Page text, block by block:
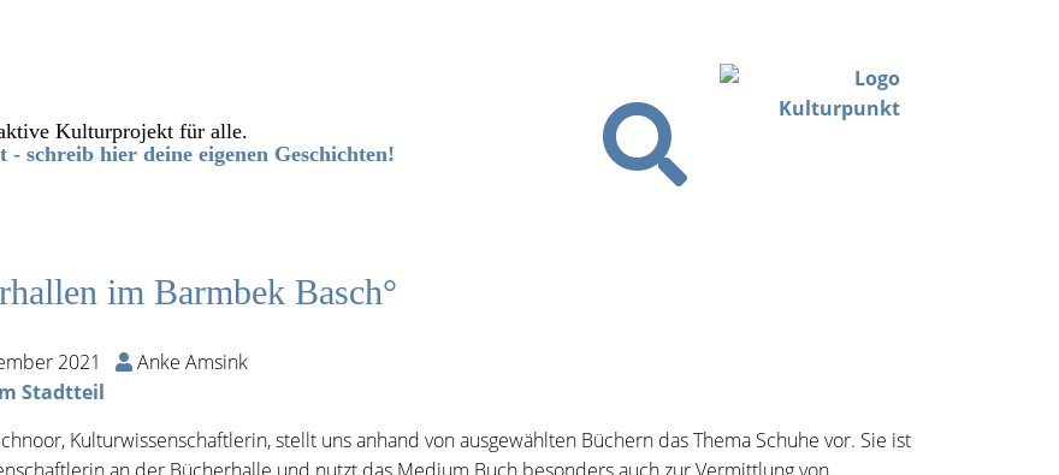
Kulturprojekt für alle.
- schreib hier deine eigenen Geschichten!
im Barmbek Basch°
2021
Anke Amsink
Stadtteil
Kulturwissenschaftlerin, stellt uns anhand von ausgewählten Büchern das Thema Schuhe vor. Sie ist